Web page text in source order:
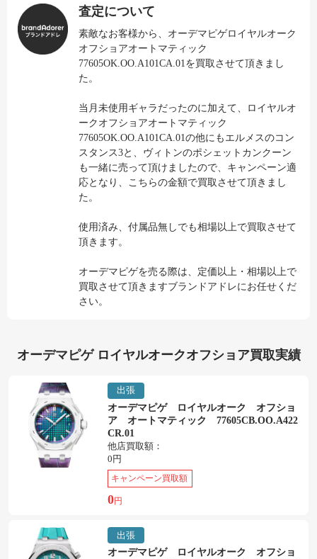
査定について
素敵なお客様から、オーデマピゲロイヤルオーク
オフショアオートマティック
77605OK.OO.A101CA.01を買取させて頂きまし
た。
当月未使用ギャラだったのに加えて、ロイヤルオ
ークオフショアオートマティック
77605OK.OO.A101CA.01の他にもエルメスのコン
スタンス3と、ヴィトンのポシェットカンクーン
も一緒に売って頂けましたので、キャンペーン適
応となり、こちらの金額で買取させて頂きまし
た。
使用済み、付属品無しでも相場以上で買取させて
頂きます。
オーデマピゲを売る際は、定価以上・相場以上で
買取させて頂きますブランドアドレにお任せくだ
さい。
オーデマピゲ ロイヤルオークオフショア買取実績
出張
オーデマピゲ ロイヤルオーク オフショ
ア オートマティック 77605CB.OO.A422
CR.01
他店買取額：
0円
キャンペーン買取額
0円
出張
オーデマピゲ ロイヤルオーク オフショ